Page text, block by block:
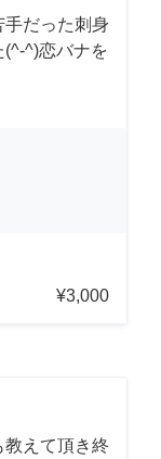
だった刺身
(^-^)恋バナを
¥3,000
えて頂き終